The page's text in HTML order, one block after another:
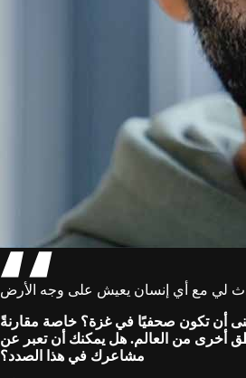
أن تكون صحفيًا في غزة؟ خاصة مقارنةً
أخرى من العالم. هل يمكنك أن تعبر عن
مشاعرك في هذا الصدد؟